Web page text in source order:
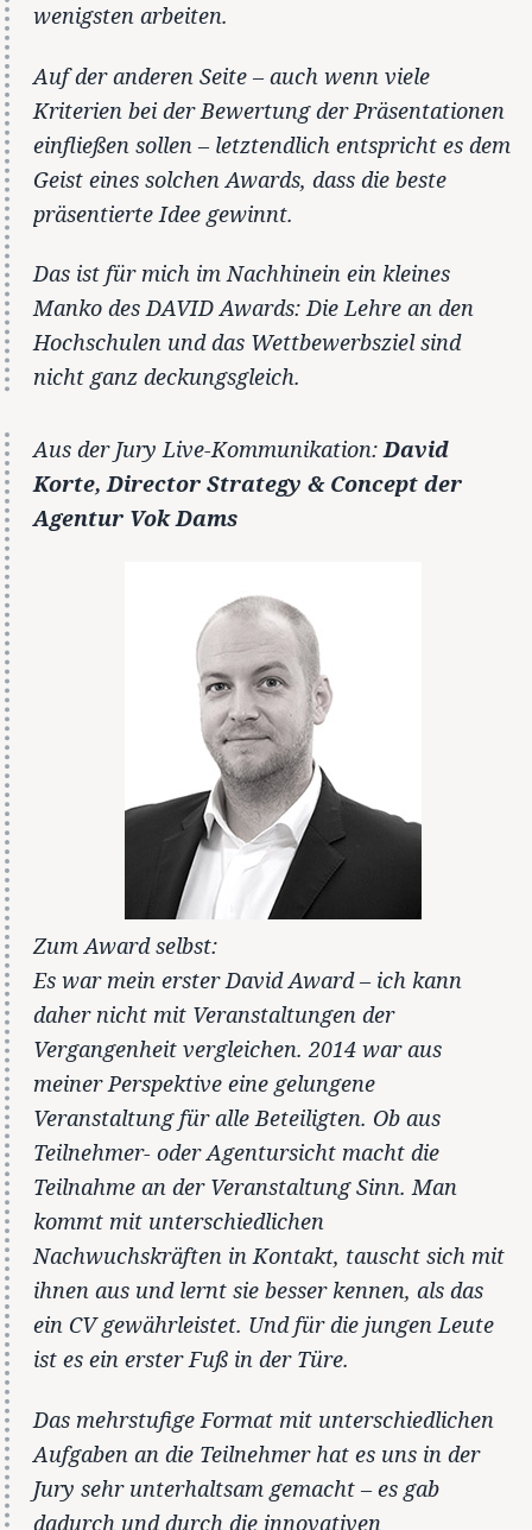
wenigsten arbeiten.
Auf der anderen Seite – auch wenn viele
Kriterien bei der Bewertung der Präsentationen
einfließen sollen – letztendlich entspricht es dem
Geist eines solchen Awards, dass die beste
präsentierte Idee gewinnt.
Das ist für mich im Nachhinein ein kleines
Manko des DAVID Awards: Die Lehre an den
Hochschulen und das Wettbewerbsziel sind
nicht ganz deckungsgleich.
Aus der Jury Live-Kommunikation:David
Korte, Director Strategy & Concept der
Agentur Vok Dams
Zum Award selbst:
Es war mein erster David Award – ich kann
daher nicht mit Veranstaltungen der
Vergangenheit vergleichen. 2014 war aus
meiner Perspektive eine gelungene
Veranstaltung für alle Beteiligten. Ob aus
Teilnehmer- oder Agentursicht macht die
Teilnahme an der Veranstaltung Sinn. Man
kommt mit unterschiedlichen
Nachwuchskräften in Kontakt, tauscht sich mit
ihnen aus und lernt sie besser kennen, als das
ein CV gewährleistet. Und für die jungen Leute
ist es ein erster Fuß in der Türe.
Das mehrstufige Format mit unterschiedlichen
Aufgaben an die Teilnehmer hat es uns in der
Jury sehr unterhaltsam gemacht – es gab
dadurch und durch die innovativen